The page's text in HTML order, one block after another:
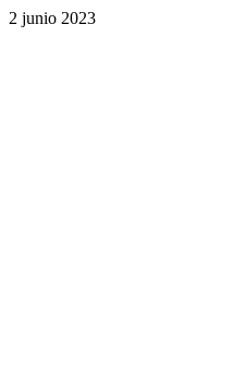
2 junio 2023